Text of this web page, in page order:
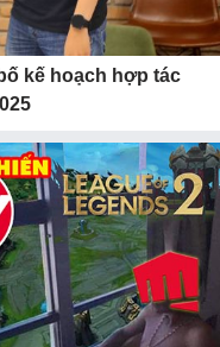
kế hoạch hợp tác